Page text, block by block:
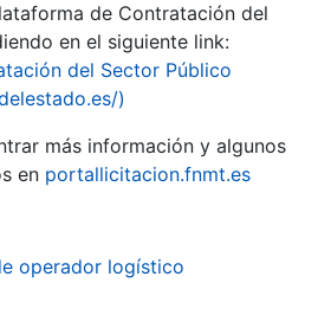
de Contratación del
en el siguiente link:
del Sector Público
)
más información y algunos
en portallicitacion.fnmt.es
operador logístico